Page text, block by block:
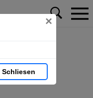
×
Schliesen